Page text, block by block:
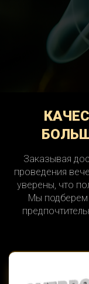
Заказывая
проведения
уверены, что
Мы подберем